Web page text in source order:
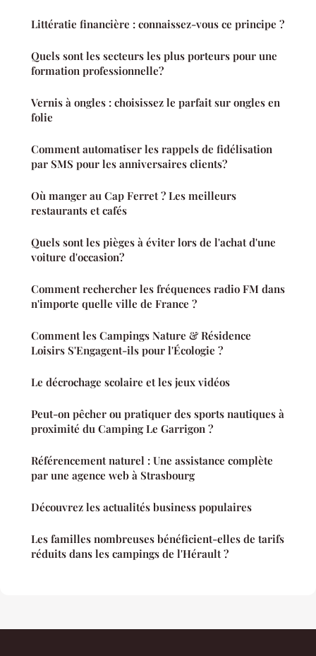
Littératie financière : connaissez-vous ce principe ?
Quels sont les secteurs les plus porteurs pour une
formation professionnelle?
Vernis à ongles : choisissez le parfait sur ongles en
folie
Comment automatiser les rappels de fidélisation
par SMS pour les anniversaires clients?
Où manger au Cap Ferret ? Les meilleurs
restaurants et cafés
Quels sont les pièges à éviter lors de l'achat d'une
voiture d'occasion?
Comment rechercher les fréquences radio FM dans
n'importe quelle ville de France ?
Comment les Campings Nature & Résidence
Loisirs S'Engagent-ils pour l'Écologie ?
Le décrochage scolaire et les jeux vidéos
Peut-on pêcher ou pratiquer des sports nautiques à
proximité du Camping Le Garrigon ?
Référencement naturel : Une assistance complète
par une agence web à Strasbourg
Découvrez les actualités business populaires
Les familles nombreuses bénéficient-elles de tarifs
réduits dans les campings de l'Hérault ?